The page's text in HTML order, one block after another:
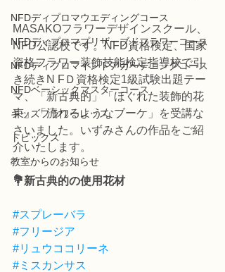
NFDディプロマウエディングコース
NFDディプロマプリザーブドフラワーコース
NFDディプロマインドアガーデニングコース
NFDベーシックマスターコース
キッズフラワーレッス
トピックス
教室からのお知らせ
MASAKOフラワーデザインスクール、
NFD公認校です。NFD資格検定、国家
資格フラワー装飾技能検定指導校で引
き続きN FＤ資格検定1級試験出題テー
マ、「新古典的」「ほぐれた装飾的花
束」「流れるようなブーケ」を受講な
さいました。いずみさんの作品をご紹
介いたします。
💐新古典的の使用花材
#スプレーバラ
#フリージア
#リュウココリーネ
#ミスカンサス